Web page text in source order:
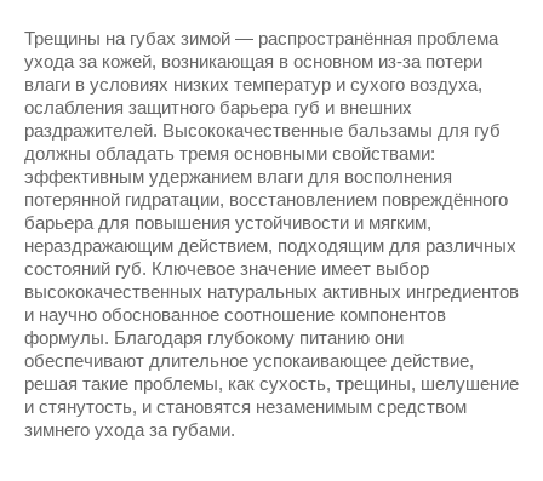
Трещины на губах зимой — распространённая проблема
ухода за кожей, возникающая в основном из-за потери
влаги в условиях низких температур и сухого воздуха,
ослабления защитного барьера губ и внешних
раздражителей. Высококачественные бальзамы для губ
должны обладать тремя основными свойствами:
эффективным удержанием влаги для восполнения
потерянной гидратации, восстановлением повреждённого
барьера для повышения устойчивости и мягким,
нераздражающим действием, подходящим для различных
состояний губ. Ключевое значение имеет выбор
высококачественных натуральных активных ингредиентов
и научно обоснованное соотношение компонентов
формулы. Благодаря глубокому питанию они
обеспечивают длительное успокаивающее действие,
решая такие проблемы, как сухость, трещины, шелушение
и стянутость, и становятся незаменимым средством
зимнего ухода за губами.